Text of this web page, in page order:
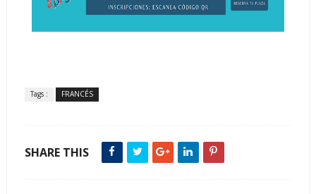
Tags : FRANCÉS
SHARE THIS